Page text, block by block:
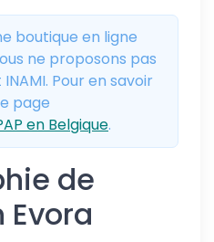
boutique en ligne
ne proposons pas
Pour en savoir
page
en Belgique.
de